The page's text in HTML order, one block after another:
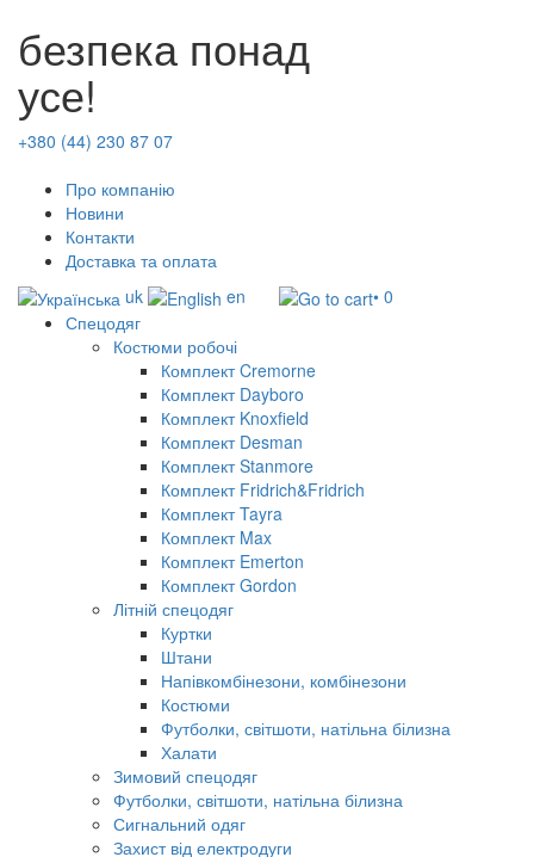
безпека понад
усе!
+380 (44) 230 87 07
Про компанію
Новини
Контакти
Доставка та оплата
uk
en
• 0
Спецодяг
Костюми робочі
Комплект Cremorne
Комплект Dayboro
Комплект Knoxfield
Комплект Desman
Комплект Stanmore
Комплект Fridrich&Fridrich
Комплект Tayra
Комплект Max
Комплект Emerton
Комплект Gordon
Літній спецодяг
Куртки
Штани
Напівкомбінезони, комбінезони
Костюми
Футболки, світшоти, натільна білизна
Халати
Зимовий спецодяг
Футболки, світшоти, натільна білизна
Сигнальний одяг
Захист від електродуги